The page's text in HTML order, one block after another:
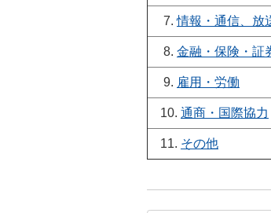
7.情報・通信、放
8. 金融・保険・証
9. 雇用・労働
10. 通商・国際協力
11. その他